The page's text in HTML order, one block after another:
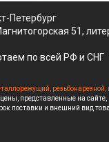
Петербург
51,
по всей РФ и СНГ
представленные на
поставки и внешний вид